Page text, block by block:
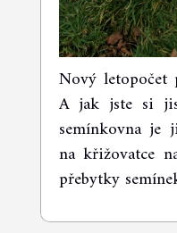
Nový letopočet
A jak jste si
semínkovna je
na křižovatce
přebytky